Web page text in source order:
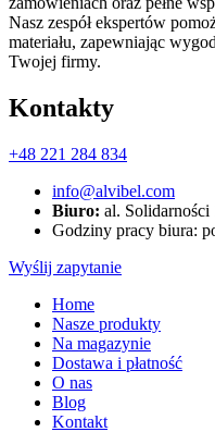
Nasz zespół ekspertów
materiału, zapewniając
Twojej firmy.
Kontakty
+48 221 284 834
info@alvibel.com
Biuro: al. Solidarności
Godziny pracy biura:
Wyślij zapytanie
Home
Nasze produkty
Na magazynie
Dostawa i płatność
O nas
Blog
Kontakt